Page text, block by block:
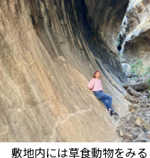
敷地内には草食動物をみ